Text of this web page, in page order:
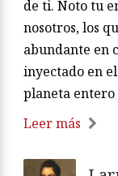
carbonizado
que encierra a
su condición
de ti. Noto tu
nosotros, los
abundante en
planeta entero